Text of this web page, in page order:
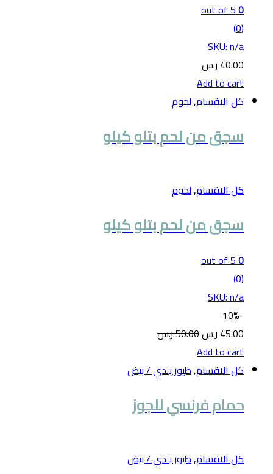
0
out of 5
(0)
SKU: n/a
40.00 ر.س
Add to cart
كل الاقسام,لحوم
سجق من لحم بتلو كيلو
كل الاقسام,لحوم
سجق من لحم بتلو كيلو
0
out of 5
(0)
SKU: n/a
-
10%
45.00ر.س50.00ر.س
Add to cart
كل الاقسام,طيور بلدي / بيض
حمام فرنسي للجوز
كل الاقسام,طيور بلدي / بيض